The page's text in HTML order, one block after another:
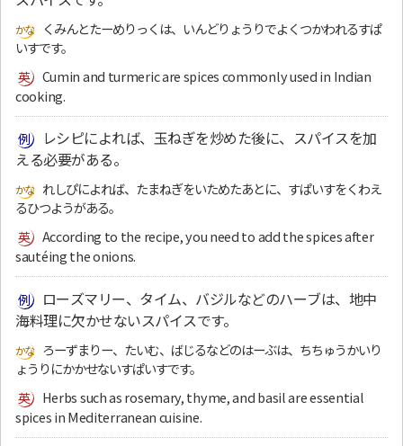
くみんとたーめりっくは、いんどりょうりでよくつかわれるすぱ
いすです。
Cumin and turmeric are spices commonly used in Indian
cooking.
レシピによれば、玉ねぎを炒めた後に、スパイスを加
える必要がある。
れしぴによれば、たまねぎをいためたあとに、すぱいすをくわえ
るひつようがある。
According to the recipe, you need to add the spices after
sautéing the onions.
ローズマリー、タイム、バジルなどのハーブは、地中
海料理に欠かせないスパイスです。
ろーずまりー、たいむ、ばじるなどのはーぶは、ちちゅうかいり
ょうりにかかせないすぱいすです。
Herbs such as rosemary, thyme, and basil are essential
spices in Mediterranean cuisine.